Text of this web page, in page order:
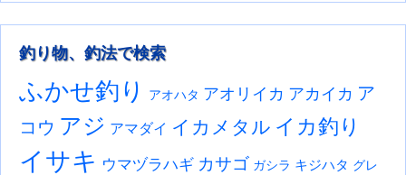
釣り物、釣法で検索
ふかせ釣り アオハタ アオリイカ アカイカ ア
コウ アジ アマダイ イカメタル イカ釣り
イサキ ウマヅラハギ カサゴ ガシラ キジハタ グレ